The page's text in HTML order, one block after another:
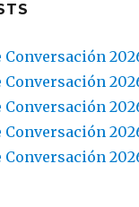
Conversación
Conversación
Conversación
Conversación
Conversación